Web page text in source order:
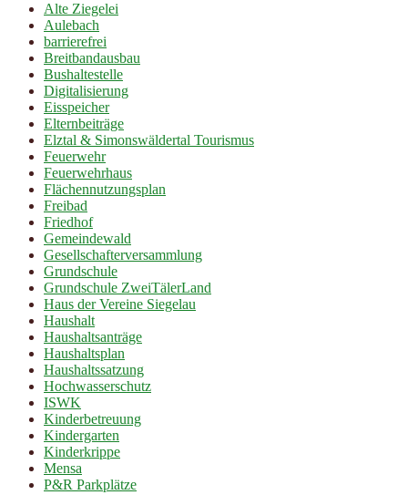
Alte Ziegelei
Aulebach
barrierefrei
Breitbandausbau
Bushaltestelle
Digitalisierung
Eisspeicher
Elternbeiträge
Elztal & Simonswäldertal Tourismus
Feuerwehr
Feuerwehrhaus
Flächennutzungsplan
Freibad
Friedhof
Gemeindewald
Gesellschafterversammlung
Grundschule
Grundschule ZweiTälerLand
Haus der Vereine Siegelau
Haushalt
Haushaltsanträge
Haushaltsplan
Haushaltssatzung
Hochwasserschutz
ISWK
Kinderbetreuung
Kindergarten
Kinderkrippe
Mensa
P&R Parkplätze